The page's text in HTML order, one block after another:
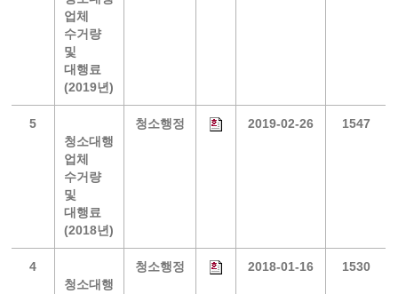
업체
수거량
및
대행료
(2019년)
5
청소대행
업체
수거량
및
대행료
(2018년)
청소행정 2019-02-26 1547
4
청소대행
청소행정 2018-01-16 1530